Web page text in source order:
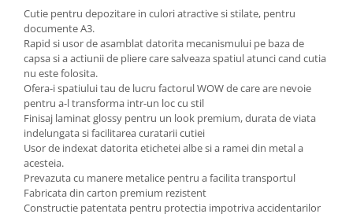
Articole pentru birou, suprafete,
pardoseli
Intretinere si odorizante masina
Saci de gunoi
Accesorii pentru curatenie
Tipografie si stampile
Formulare tipizate
Caiete si blocnotesuri
personalizate
Cutie pentru depozitare in culori atractive si stilate, pentru
documente A3.
Rapid si usor de asamblat datorita mecanismului pe baza de
capsa si a actiunii de pliere care salveaza spatiul atunci cand cutia
nu este folosita.
Ofera-i spatiului tau de lucru factorul WOW de care are nevoie
pentru a-l transforma intr-un loc cu stil
Finisaj laminat glossy pentru un look premium, durata de viata
indelungata si facilitarea curatarii cutiei
Usor de indexat datorita etichetei albe si a ramei din metal a
acesteia.
Prevazuta cu manere metalice pentru a facilita transportul
Fabricata din carton premium rezistent
Constructie patentata pentru protectia impotriva accidentarilor